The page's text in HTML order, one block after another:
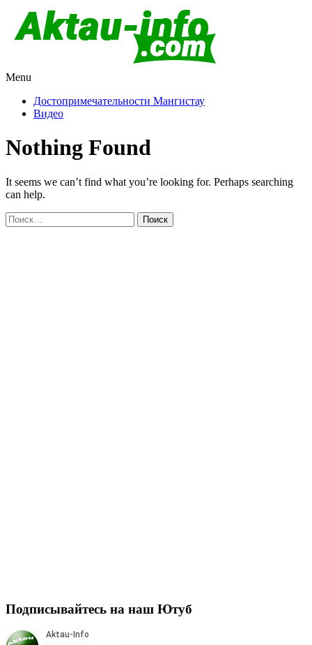
Казахстан
Menu
Достопримечательности Мангистау
Видео
Nothing Found
It seems we can’t find what you’re looking for. Perhaps searching
can help.
Найти:
Подписывайтесь на наш Ютуб